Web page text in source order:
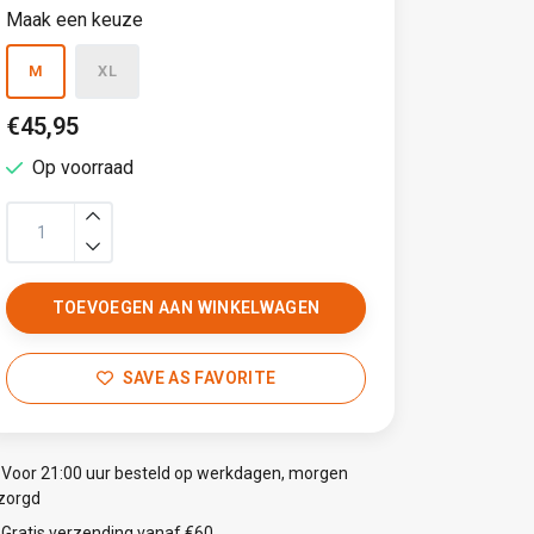
Maak een keuze
M XL
€45,95
Op voorraad
TOEVOEGEN AAN WINKELWAGEN
SAVE AS FAVORITE
Voor 21:00 uur besteld op werkdagen, morgen